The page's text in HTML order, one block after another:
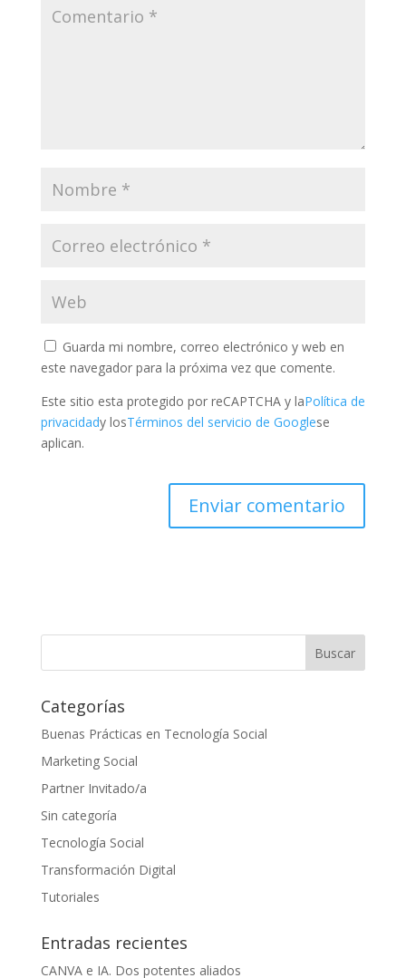
Guarda mi nombre, correo electrónico y web en
este navegador para la próxima vez que comente.
Este sitio esta protegido por reCAPTCHA y laPolítica de
privacidady losTérminos del servicio de Googlese
aplican.
Categorías
Buenas Prácticas en Tecnología Social
Marketing Social
Partner Invitado/a
Sin categoría
Tecnología Social
Transformación Digital
Tutoriales
Entradas recientes
CANVA e IA. Dos potentes aliados